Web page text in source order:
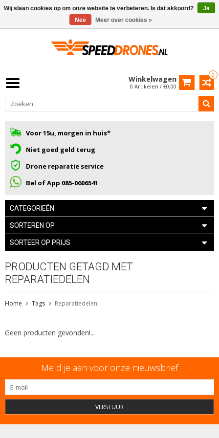
0
Winkelwagen
0 Artikelen / €0,00
Voor 15u, morgen in huis*
Niet goed geld terug
Drone reparatie service
Bel of App 085-0606541
CATEGORIEËN
SORTEREN OP
SORTEER OP PRIJS
PRODUCTEN GETAGD MET
REPARATIEDELEN
Home Tags Reparatiedelen
Geen producten gevonden!...
Meld je aan voor onze nieuwsbrief
VERSTUUR
Wij slaan cookies op om onze website te verbeteren. Is dat akkoord?
Ja
Nee
Meer over cookies »